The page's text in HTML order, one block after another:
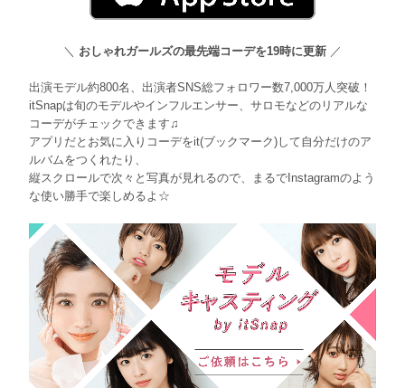
＼ おしゃれガールズの最先端コーデを19時に更新 ／
出演モデル約800名、出演者SNS総フォロワー数7,000万人突破！
itSnapは旬のモデルやインフルエンサー、サロモなどのリアルな
コーデがチェックできます♫
アプリだとお気に入りコーデをit(ブックマーク)して自分だけのア
ルバムをつくれたり、
縦スクロールで次々と写真が見れるので、まるでInstagramのよう
な使い勝手で楽しめるよ☆